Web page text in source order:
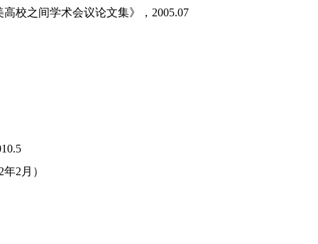
美高校之间学术会议论文集》，2005.07
年2月）